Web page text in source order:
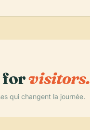
forvisitors.
qui changent la journée.